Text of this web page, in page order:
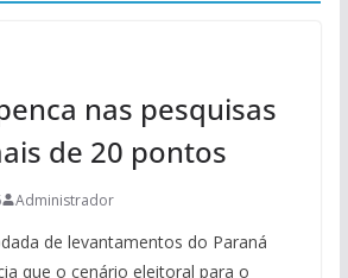
nas pesquisas
de 20 pontos
Administrador
de levantamentos do Paraná
que o cenário eleitoral para o